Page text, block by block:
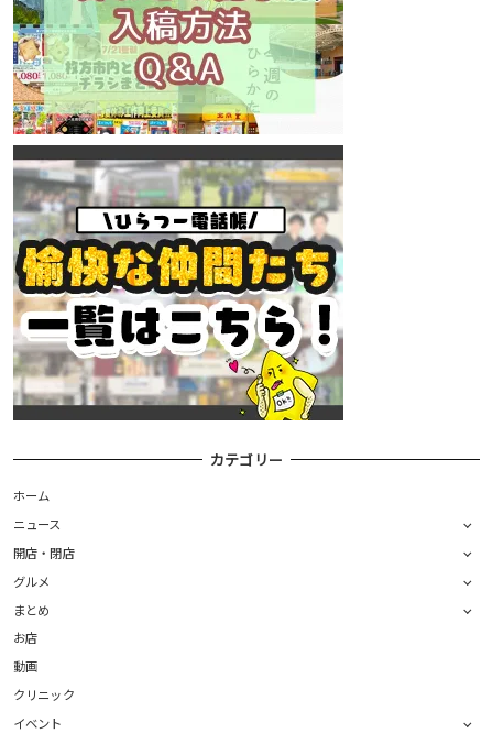
カテゴリー
ホーム
ニュース
開店・閉店
グルメ
まとめ
お店
動画
クリニック
イベント